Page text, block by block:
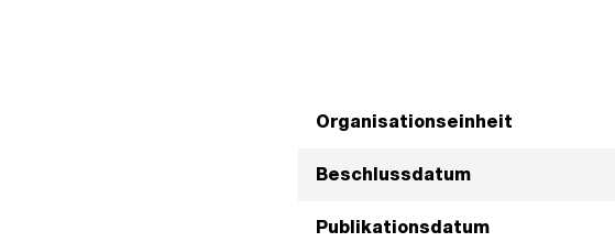
Organisationseinheit
Beschlussdatum
Publikationsdatum